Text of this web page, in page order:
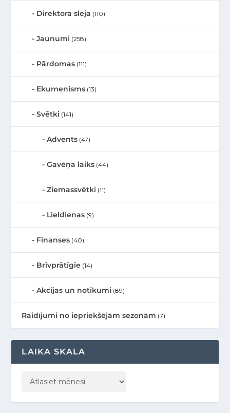
Direktora sleja (110)
Jaunumi (258)
Pārdomas (111)
Ekumenisms (13)
Svētki (141)
Advents (47)
Gavēņa laiks (44)
Ziemassvētki (11)
Lieldienas (9)
Finanses (40)
Brīvprātīgie (14)
Akcijas un notikumi (89)
Raidījumi no iepriekšējām sezonām (7)
LAIKA SKALA